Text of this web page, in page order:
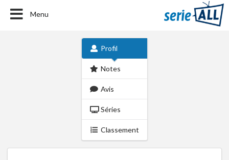
Menu
Profil
Notes
Avis
Séries
Classement